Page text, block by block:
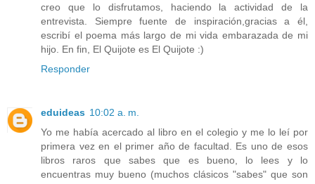
creo que lo disfrutamos, haciendo la actividad de la
entrevista. Siempre fuente de inspiración,gracias a él,
escribí el poema más largo de mi vida embarazada de mi
hijo. En fin, El Quijote es El Quijote :)
Responder
eduideas 10:02 a. m.
Yo me había acercado al libro en el colegio y me lo leí por
primera vez en el primer año de facultad. Es uno de esos
libros raros que sabes que es bueno, lo lees y lo
encuentras muy bueno (muchos clásicos "sabes" que son